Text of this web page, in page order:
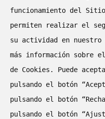
II puesto en
de la Red
funcionamiento del
permiten realizar el
su actividad en nuestro
más información sobre
de Cookies. Puede
pulsando el botón
pulsando el botón
pulsando el botón